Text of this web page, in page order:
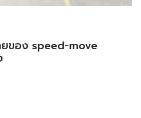
ของ speed-move